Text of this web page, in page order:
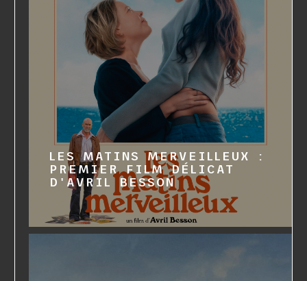
LES MATINS MERVEILLEUX :
PREMIER FILM DÉLICAT
D'AVRIL BESSON